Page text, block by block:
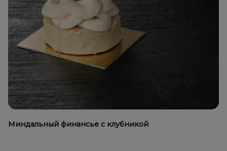
Миндальный финансье с клубникой